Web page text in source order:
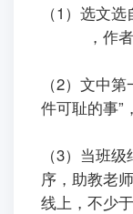
（1）选文
，作
（2）文中
件可耻的事”
（3）当班
序，助教老
线上，不少于